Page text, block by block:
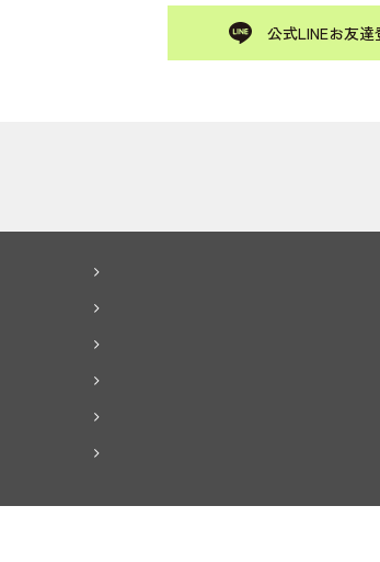
公式LINEお友達